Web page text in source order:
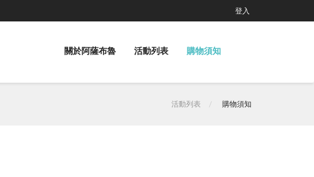
登入
關於阿薩布魯 活動列表 購物須知
活動列表 購物須知